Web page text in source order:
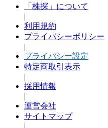
「株探」について
|
利用規約
プライバシーポリシー
|
プライバシー設定
特定商取引表示
|
採用情報
|
運営会社
サイトマップ
|